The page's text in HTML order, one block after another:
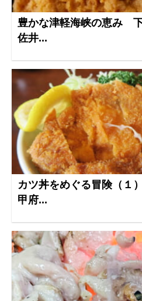
豊かな津軽海峡の恵み
佐井...
カツ丼をめぐる冒険（１
甲府...